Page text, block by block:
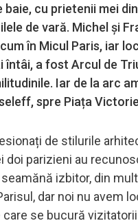
baie, cu prietenii mei
de vară. Michel și
în Micul Paris, iar
întâi, a fost Arcul de
Iar de la arc
spre Piața
de stilurile
doi parizieni au
izbitor, din
dar noi nu avem
se bucură vizitatorii